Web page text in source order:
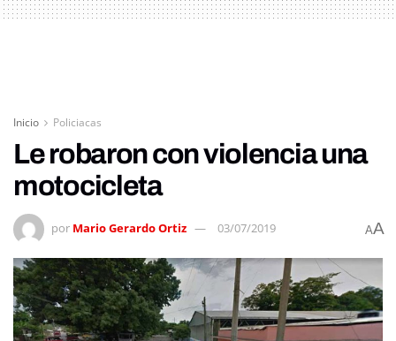
Inicio Policiacas
Le robaron con violencia una
motocicleta
por Mario Gerardo Ortiz 03/07/2019 AA